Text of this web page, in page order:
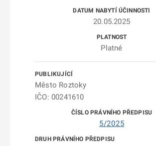
20.05.2025
Platné
Město Roztoky
IČO: 00241610
5/2025